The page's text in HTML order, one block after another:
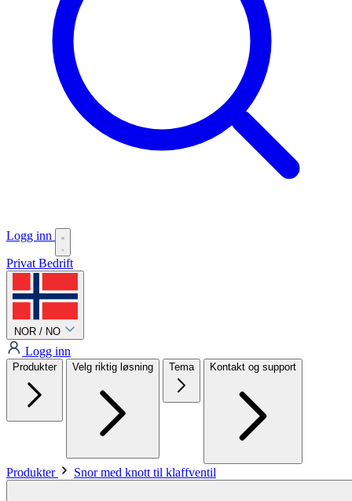
Logg inn
Privat Bedrift
NOR / NO
Logg inn
Produkter Velg riktig løsning Tema Kontakt og support
Produkter Snor med knott til klaffventil